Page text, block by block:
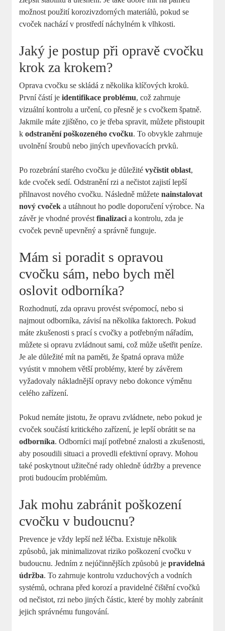
možnost použití korozivzdorných materiálů, pokud se
cvoček nachází v prostředí náchylném k vlhkosti.
Jaký je postup při opravě cvočku
krok za krokem?
Oprava cvočku se skládá z několika klíčových kroků.
První částí jeidentifikace problému, což zahrnuje
vizuální kontrolu a určení, co přesně je s cvočkem špatně.
Jakmile máte zjištěno, co je třeba spravit, můžete přistoupit
kodstranění poškozeného cvočku. To obvykle zahrnuje
uvolnění šroubů nebo jiných upevňovacích prvků.
Po rozebrání starého cvočku je důležitévyčistit oblast,
kde cvoček sedí. Odstranění rzi a nečistot zajistí lepší
přilnavost nového cvočku. Následně můžetenainstalovat
nový cvoček a utáhnout ho podle doporučení výrobce. Na
závěr je vhodné provéstfinalizaci a kontrolu, zda je
cvoček pevně upevněný a správně funguje.
Mám si poradit s opravou
cvočku sám, nebo bych měl
oslovit odborníka?
Rozhodnutí, zda opravu provést svépomocí, nebo si
najmout odborníka, závisí na několika faktorech. Pokud
máte zkušenosti s prací s cvočky a potřebným nářadím,
můžete si opravu zvládnout sami, což může ušetřit peníze.
Je ale důležité mít na paměti, že špatná oprava může
vyústit v mnohem větší problémy, které by závěrem
vyžadovaly nákladnější opravy nebo dokonce výměnu
celého zařízení.
Pokud nemáte jistotu, že opravu zvládnete, nebo pokud je
cvoček součástí kritického zařízení, je lepší obrátit se na
odborníka. Odborníci mají potřebné znalosti a zkušenosti,
aby posoudili situaci a provedli efektivní opravy. Mohou
také poskytnout užitečné rady ohledně údržby a prevence
proti budoucím problémům.
Jak mohu zabránit poškození
cvočku v budoucnu?
Prevence je vždy lepší než léčba. Existuje několik
způsobů, jak minimalizovat riziko poškození cvočku v
budoucnu. Jedním z nejúčinnějších způsobů jepravidelná
údržba. To zahrnuje kontrolu vzduchových a vodních
systémů, ochrana před korozí a pravidelné čištění cvočků
od nečistot, rzi nebo jiných částic, které by mohly zabránit
jejich správnému fungování.